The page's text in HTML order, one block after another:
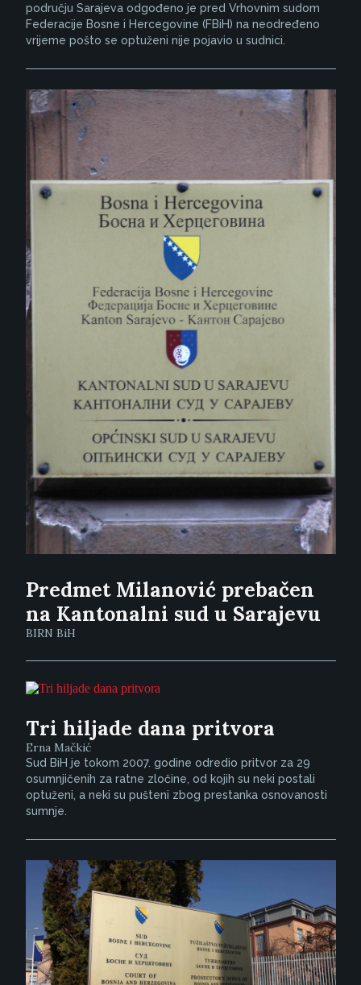
području Sarajeva odgođeno je pred Vrhovnim sudom
Federacije Bosne i Hercegovine (FBiH) na neodređeno
vrijeme pošto se optuženi nije pojavio u sudnici.
Predmet Milanović prebačen
na Kantonalni sud u Sarajevu
BIRN BiH
Tri hiljade dana pritvora
Erna Mačkić
Sud BiH je tokom 2007. godine odredio pritvor za 29
osumnjičenih za ratne zločine, od kojih su neki postali
optuženi, a neki su pušteni zbog prestanka osnovanosti
sumnje.